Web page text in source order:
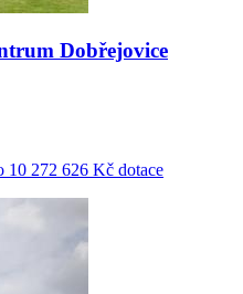
Dobřejovice
10 272 626 Kč dotace